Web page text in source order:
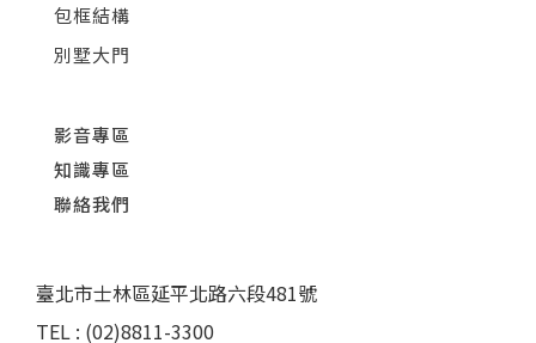
包框結構
別墅大門
影音專區
知識專區
聯絡我們
臺北市士林區延平北路六段481號
TEL : (02)8811-3300